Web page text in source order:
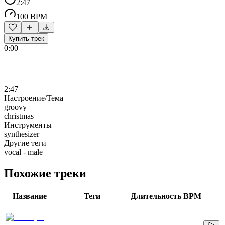
2:47
100 BPM
Купить трек
0:00
2:47
Настроение/Тема
groovy
christmas
Инструменты
synthesizer
Другие теги
vocal - male
Похожие треки
Название Теги Длительность BPM